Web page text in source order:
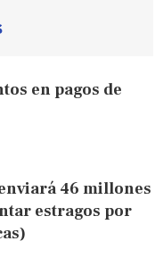
en pagos de
46 millones
estragos por